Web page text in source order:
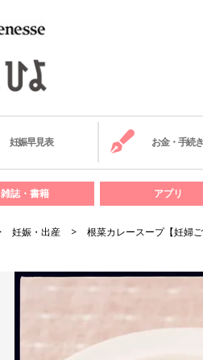
妊娠早見表 お金・手続き
雑誌・書籍 アプリ
妊娠・出産 根菜カレースープ【妊婦